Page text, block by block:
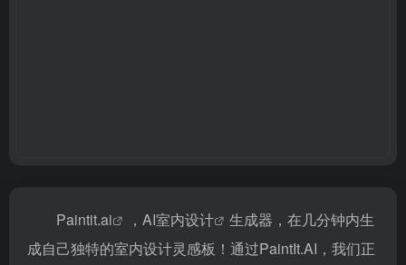
Paintit.ai ， AI室内设计
生成器，在几分钟内生
成自己独特的室内设计灵感板！通过PaintIt.AI，我们正